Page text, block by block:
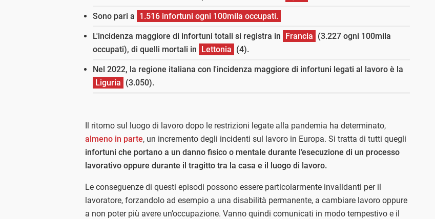
Sono pari a 1.516 infortuni ogni 100mila occupati.
L'incidenza maggiore di infortuni totali si registra in Francia (3.227 ogni 100mila
occupati), di quelli mortali in Lettonia (4).
Nel 2022, la regione italiana con l'incidenza maggiore di infortuni legati al lavoro è la
Liguria (3.050).
Il ritorno sul luogo di lavoro dopo le restrizioni legate alla pandemia ha determinato,
almeno in parte, un incremento degli incidenti sul lavoro in Europa. Si tratta di tutti quegli
infortuni che portano a un danno fisico o mentale durante l’esecuzione di un processo
lavorativo oppure durante il tragitto tra la casa e il luogo di lavoro.
Le conseguenze di questi episodi possono essere particolarmente invalidanti per il
lavoratore, forzandolo ad esempio a una disabilità permanente, a cambiare lavoro oppure
a non poter più avere un’occupazione. Vanno quindi comunicati in modo tempestivo e il